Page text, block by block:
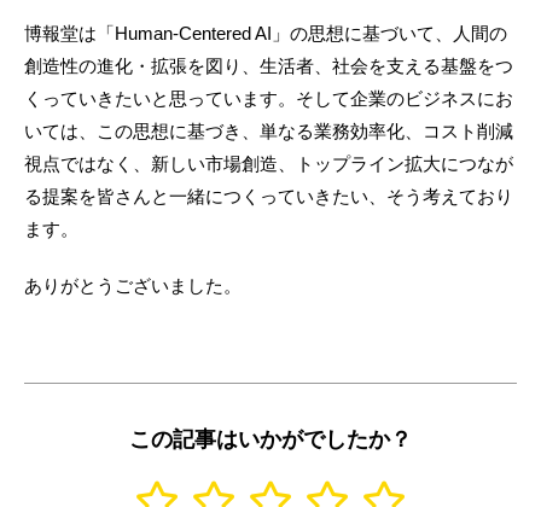
博報堂は「Human-Centered AI」の思想に基づいて、人間の
創造性の進化・拡張を図り、生活者、社会を支える基盤をつ
くっていきたいと思っています。そして企業のビジネスにお
いては、この思想に基づき、単なる業務効率化、コスト削減
視点ではなく、新しい市場創造、トップライン拡大につなが
る提案を皆さんと一緒につくっていきたい、そう考えており
ます。
ありがとうございました。
この記事はいかがでしたか？